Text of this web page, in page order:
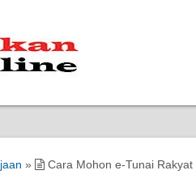
» Cara Mohon e-Tunai